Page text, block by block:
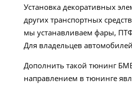
Установка декоративных
других транспортных
мы устанавливаем фары,
Для владельцев
Дополнить такой тюнинг
направлением в тюнинге